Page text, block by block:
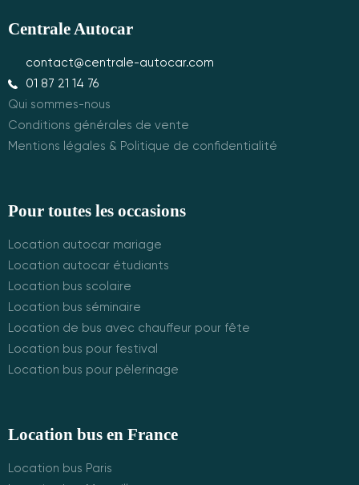
Centrale Autocar
contact@centrale-autocar.com
01 87 21 14 76
Qui sommes-nous
Conditions générales de vente
Mentions légales & Politique de confidentialité
Pour toutes les occasions
Location autocar mariage
Location autocar étudiants
Location bus scolaire
Location bus séminaire
Location de bus avec chauffeur pour fête
Location bus pour festival
Location bus pour pèlerinage
Location bus en France
Location bus Paris